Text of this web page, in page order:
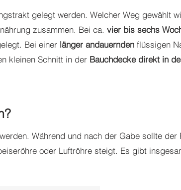
gelegt werden. Welcher Weg gewählt
zusammen. Bei ca. vier bis sechs
Bei einer länger andauernden flüssigen
kleinen Schnitt in der Bauchdecke direkt in
Während und nach der Gabe sollte der
oder Luftröhre steigt. Es gibt